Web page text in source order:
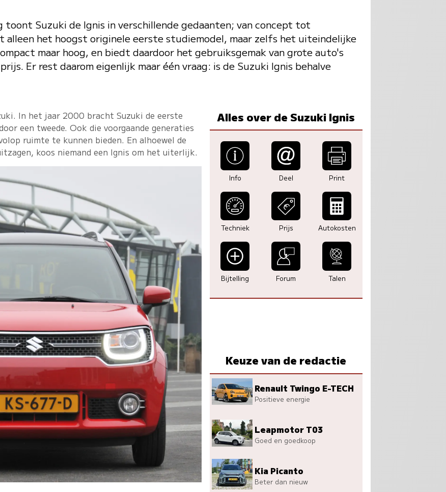
toont Suzuki de Ignis in verschillende gedaanten; van concept tot
alleen het hoogst originele eerste studiemodel, maar zelfs het uiteindelijke
maar hoog, en biedt daardoor het gebruiksgemak van grote auto's
Er rest daarom eigenlijk maar één vraag: is de Suzuki Ignis behalve
In het jaar 2000 bracht Suzuki de eerste
een tweede. Ook die voorgaande generaties
ruimte te kunnen bieden. En alhoewel de
koos niemand een Ignis om het uiterlijk.
Alles over de Suzuki Ignis
Info Deel Print
Techniek Prijs Autokosten
Bijtelling Forum Talen
Keuze van de redactie
Renault Twingo E-TECH
Positieve energie
Leapmotor T03
Goed en goedkoop
Kia Picanto
Beter dan nieuw